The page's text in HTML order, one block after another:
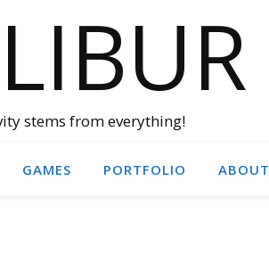
stems from everything!
GAMES PORTFOLIO ABOUT